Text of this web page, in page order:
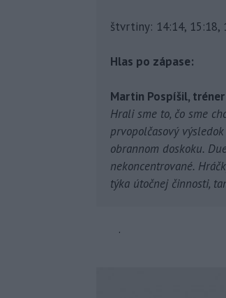
štvrtiny: 14:14, 15:18,
Hlas po zápase:
Martin Pospíšil,
Hrali sme to, čo sme
prvopolčasový
obrannom doskoku.
nekoncentrované.
týka útočnej činnosti,
.